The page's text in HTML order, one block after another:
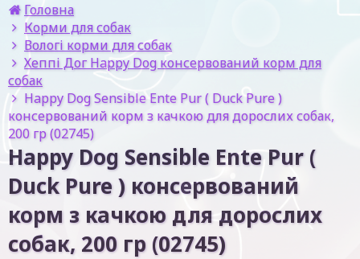
Головна
Корми для собак
Вологі корми для собак
Хеппі Дог Happy Dog консервований корм для
собак
Happy Dog Sensible Ente Pur ( Duck Pure )
консервований корм з качкою для дорослих собак,
200 гр (02745)
Happy Dog Sensible Ente Pur (
Duck Pure ) консервований
корм з качкою для дорослих
собак, 200 гр (02745)